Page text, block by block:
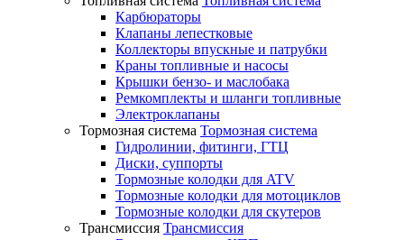
Карбюраторы
Клапаны лепестковые
Коллекторы впускные и патрубки
Краны топливные и насосы
Крышки бензо- и маслобака
Ремкомплекты и шланги топливные
Электроклапаны
Тормозная система Тормозная система
Гидролинии, фитинги, ГТЦ
Диски, суппорты
Тормозные колодки для ATV
Тормозные колодки для мотоциклов
Тормозные колодки для скутеров
Трансмиссия Трансмиссия